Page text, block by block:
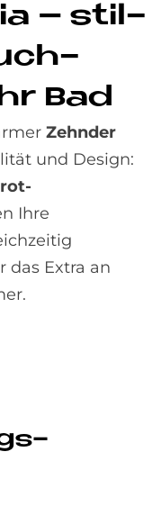
– stil­
Bad
Zehnder
und Design:
Ihre
das Extra an